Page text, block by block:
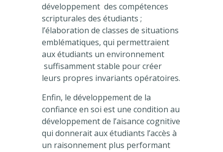
développement des compétences
scripturales des étudiants ;
l’élaboration de classes de situations
emblématiques, qui permettraient
aux étudiants un environnement
suffisamment stable pour créer
leurs propres invariants opératoires.
Enfin, le développement de la
confiance en soi est une condition au
développement de l’aisance cognitive
qui donnerait aux étudiants l’accès à
un raisonnement plus performant